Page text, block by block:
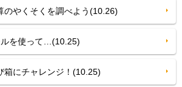
やくそくを調べよう(10.26)
を使って…(10.25)
にチャレンジ！(10.25)